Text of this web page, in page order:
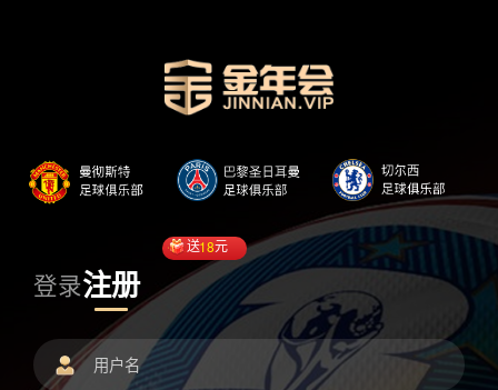
登录注册
送18元